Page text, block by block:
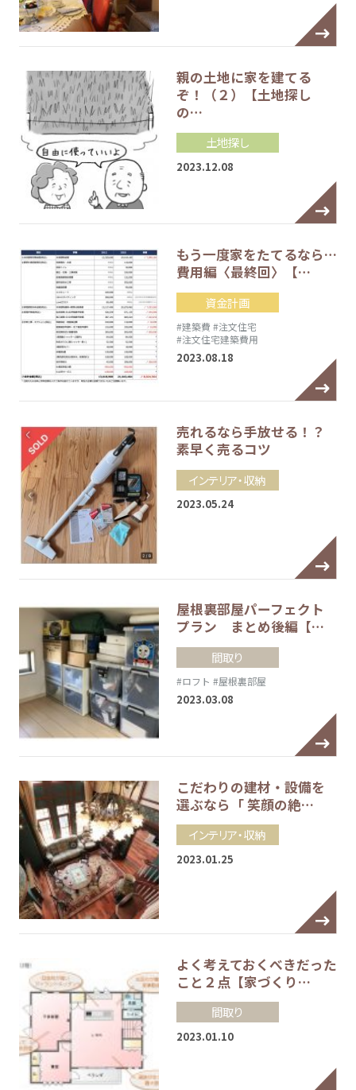
親の土地に家を建てる
ぞ！（２）【土地探し
の…
土地探し
2023.12.08
もう一度家をたてるなら…
費用編〈最終回〉【…
資金計画
#建築費 #注文住宅
#注文住宅建築費用
2023.08.18
売れるなら手放せる！？
素早く売るコツ
インテリア・収納
2023.05.24
屋根裏部屋パーフェクト
プラン まとめ後編【…
間取り
#ロフト #屋根裏部屋
2023.03.08
こだわりの建材・設備を
選ぶなら「 笑顔の絶…
インテリア・収納
2023.01.25
よく考えておくべきだった
こと２点【家づくり…
間取り
2023.01.10